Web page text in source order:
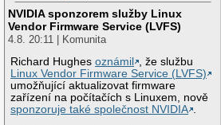
NVIDIA sponzorem služby Linux
Vendor Firmware Service (LVFS)
4.8. 20:11 | Komunita
Richard Hughesoznámil
, že službu
Linux Vendor Firmware Service (LVFS)
umožňující aktualizovat firmware
zařízení na počítačích s Linuxem, nově
sponzoruje také společnost NVIDIA .